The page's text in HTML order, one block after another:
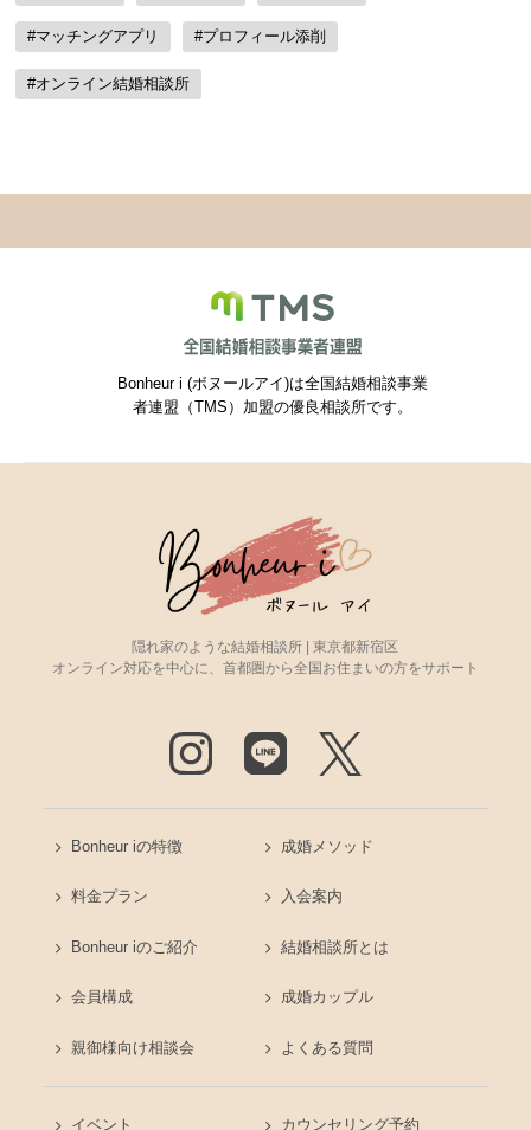
#マッチングアプリ #プロフィール添削
#オンライン結婚相談所
Bonheur i (ボヌールアイ)は全国結婚相談事業
者連盟（TMS）加盟の優良相談所です。
隠れ家のような結婚相談所 | 東京都新宿区
オンライン対応を中心に、首都圏から全国お住まいの方をサポート
Bonheur iの特徴 成婚メソッド
料金プラン 入会案内
Bonheur iのご紹介 結婚相談所とは
会員構成 成婚カップル
親御様向け相談会 よくある質問
イベント カウンセリング予約